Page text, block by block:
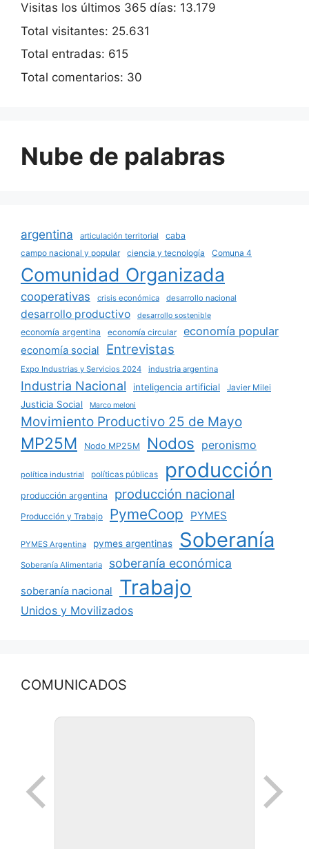
Visitas los últimos 365 días: 13.179
Total visitantes: 25.631
Total entradas: 615
Total comentarios: 30
Nube de palabras
argentina articulación territorial
caba
campo nacional y popular
ciencia y tecnología Comuna 4
Comunidad Organizada
cooperativas crisis económica desarrollo nacional
desarrollo productivo desarrollo sostenible
economía argentina economía circular economía popular
economía social Entrevistas
Expo Industrias y Servicios 2024 industria argentina
Industria Nacional inteligencia artificial Javier Milei
Justicia Social Marco meloni
Movimiento Productivo 25 de Mayo
MP25M Nodo MP25M Nodos peronismo
política industrial políticas públicas producción
producción argentina producción nacional
Producción y Trabajo PymeCoop PYMES
PYMES Argentina pymes argentinas Soberanía
Soberanía Alimentaria soberanía económica
soberanía nacional Trabajo
Unidos y Movilizados
COMUNICADOS